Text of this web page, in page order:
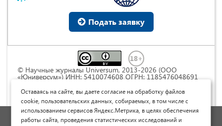
Подать заявку
© Научные журналы Universum, 2013-2026 (ООО
«Юниверсум») ИНН: 5410074608 ОГРН: 1185476048691
Commons « Attribution» («Атрибуция») 4.0
Непортированная
Политика обработки персональных данных
Оставаясь на сайте, вы даете согласие на обработку файлов
cookie, пользовательских данных, собираемых, в том числе с
использованием сервисов Яндекс.Метрика, в целях обеспечения
работы сайта, проведения статистических исследований и